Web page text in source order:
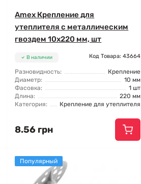
Amex Крепление для
утеплителя с металлическим
гвоздем 10x220 мм, шт
В наличии Код Товара: 43664
Разновидность:
Крепление
Диаметр:
10 мм
Фасовка:
1 шт
Длина:
220 мм
Категория:
Крепление для утеплителя
8.56 грн
Популярный